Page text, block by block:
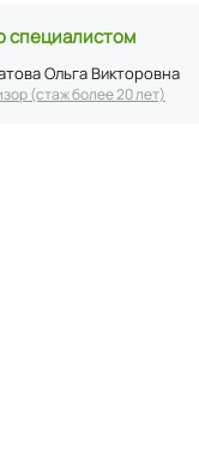
специалистом
Ольга Викторовна
(стаж более 20 лет)